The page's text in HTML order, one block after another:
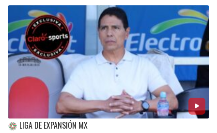
LIGA DE EXPANSIÓN MX